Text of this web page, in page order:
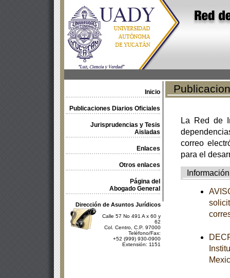
Inicio
Publicaciones Diarios Oficiales
Jurisprudencias y Tesis
Aisladas
Enlaces
Otros enlaces
Página del
Abogado General
Dirección de Asuntos Jurídicos
Calle 57 No 491 A x 60 y
62
Col. Centro, C.P. 97000
Teléfono/Fax:
+52 (999) 930-0900
Extensión: 1151
La Red de
correo
para el
Información